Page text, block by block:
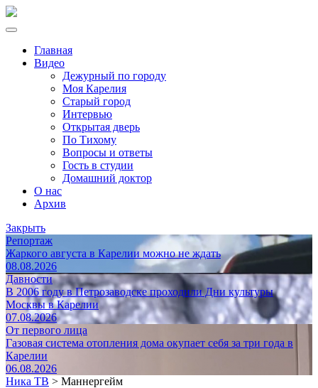
Главная
Видео
Дежурный по городу
Моя Карелия
Старый город
Интервью
Открытая дверь
По Тихому
Вопросы и ответы
Гость в студии
Домашний доктор
О нас
Архив
Закрыть
Репортаж
Жаркого августа в Карелии можно не ждать
08.08.2026
Давности
В 2006 году в Петрозаводске проходили Дни культуры
Москвы в Карелии
07.08.2026
От первого лица
Газовая система отопления дома окупает себя за три года в
Карелии
06.08.2026
Ника ТВ > Маннергейм